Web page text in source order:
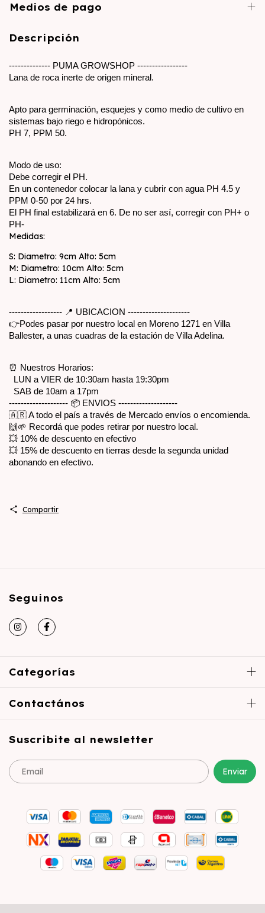
Medios de pago
Descripción
-------------- PUMA GROWSHOP -----------------
Lana de roca inerte de origen mineral.
Apto para germinación, esquejes y como medio de cultivo en
sistemas bajo riego e hidropónicos.
PH 7, PPM 50.
Modo de uso:
Debe corregir el PH.
En un contenedor colocar la lana y cubrir con agua PH 4.5 y
PPM 0-50 por 24 hrs.
El PH final estabilizará en 6. De no ser así, corregir con PH+ o
PH-
Medidas:
S: Diametro: 9cm Alto: 5cm
M: Diametro: 10cm Alto: 5cm
L: Diametro: 11cm Alto: 5cm
------------------ 📍 UBICACION ---------------------
👉Podes pasar por nuestro local en Moreno 1271 en Villa
Ballester, a unas cuadras de la estación de Villa Adelina.
⏰ Nuestros Horarios:
LUN a VIER de 10:30am hasta 19:30pm
SAB de 10am a 17pm
-------------------- 📦 ENVIOS --------------------
🇦🇷 A todo el país a través de Mercado envíos o encomienda.
🙌🌱 Recordá que podes retirar por nuestro local.
💥 10% de descuento en efectivo
💥 15% de descuento en tierras desde la segunda unidad
abonando en efectivo.
Compartir
Seguinos
Categorías
Contactános
Suscribite al newsletter